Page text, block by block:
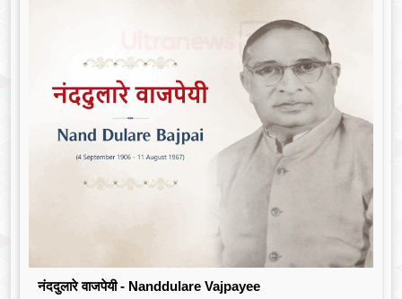
नंददुलारे वाजपेयी - Nanddulare Vajpayee